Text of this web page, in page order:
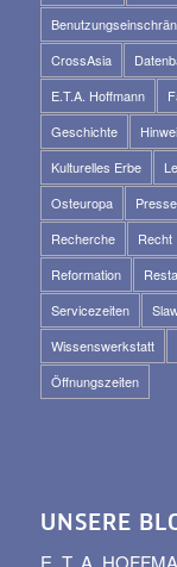
CrossAsia
E.T.A. Hoffmann
Geschichte
Kulturelles Erbe
Osteuropa
Presse
Recherche
Recht
Reformation
Servicezeiten
Wissenswerkstatt
Öffnungszeiten
UNSERE
E. T. A.